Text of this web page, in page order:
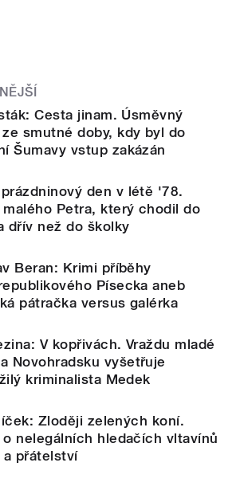
Cesta jinam. Úsměvný
smutné doby, kdy byl do
Šumavy vstup zakázán
den v létě '78.
malého Petra, který chodil do
dřív než do školky
Beran: Krimi příběhy
Písecka aneb
pátračka versus galérka
V kopřivách. Vraždu mladé
Novohradsku vyšetřuje
kriminalista Medek
Zloději zelených koní.
o nelegálních hledačích vltavínů
a přátelství